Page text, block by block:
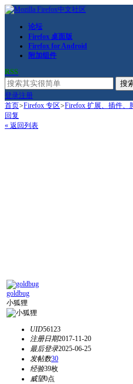
论坛
Firefox 桌面版
Firefox for Android
附加组件
RSS
搜
登录注册
首页>Firefox 专区>Firefox 扩展、插件、
回复
« 返回列表
goldbug
小狐狸
UID56123
注册日期2017-11-20
最后登录2025-06-25
发帖数30
经验39枚
威望0点